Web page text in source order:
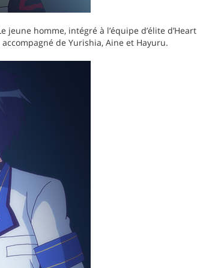
homme, intégré à l’équipe d’élite d’Heart
de Yurishia, Aine et Hayuru.